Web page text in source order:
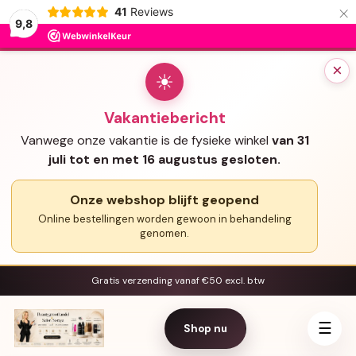
9,8
41 Reviews ×
×
☀
Vakantiebericht
Vanwege onze vakantie is de fysieke winkel van 31
juli tot en met 16 augustus gesloten.
Onze webshop blijft geopend
Online bestellingen worden gewoon in behandeling
genomen.
Gratis verzending vanaf €50 excl. btw
Shop nu ☰